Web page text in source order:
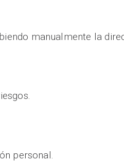
manualmente la
personal.